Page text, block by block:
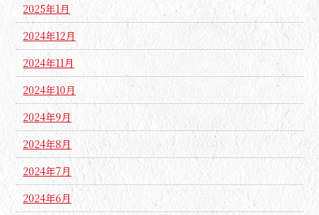
2025年1月
2024年12月
2024年11月
2024年10月
2024年9月
2024年8月
2024年7月
2024年6月